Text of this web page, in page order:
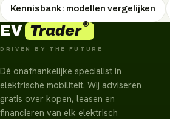
Kennisbank: modellen vergelijken
EV Trader®
DRIVEN BY THE FUTURE
Dé onafhankelijke specialist in
elektrische mobiliteit. Wij adviseren
gratis over kopen, leasen en
financieren van elk elektrisch